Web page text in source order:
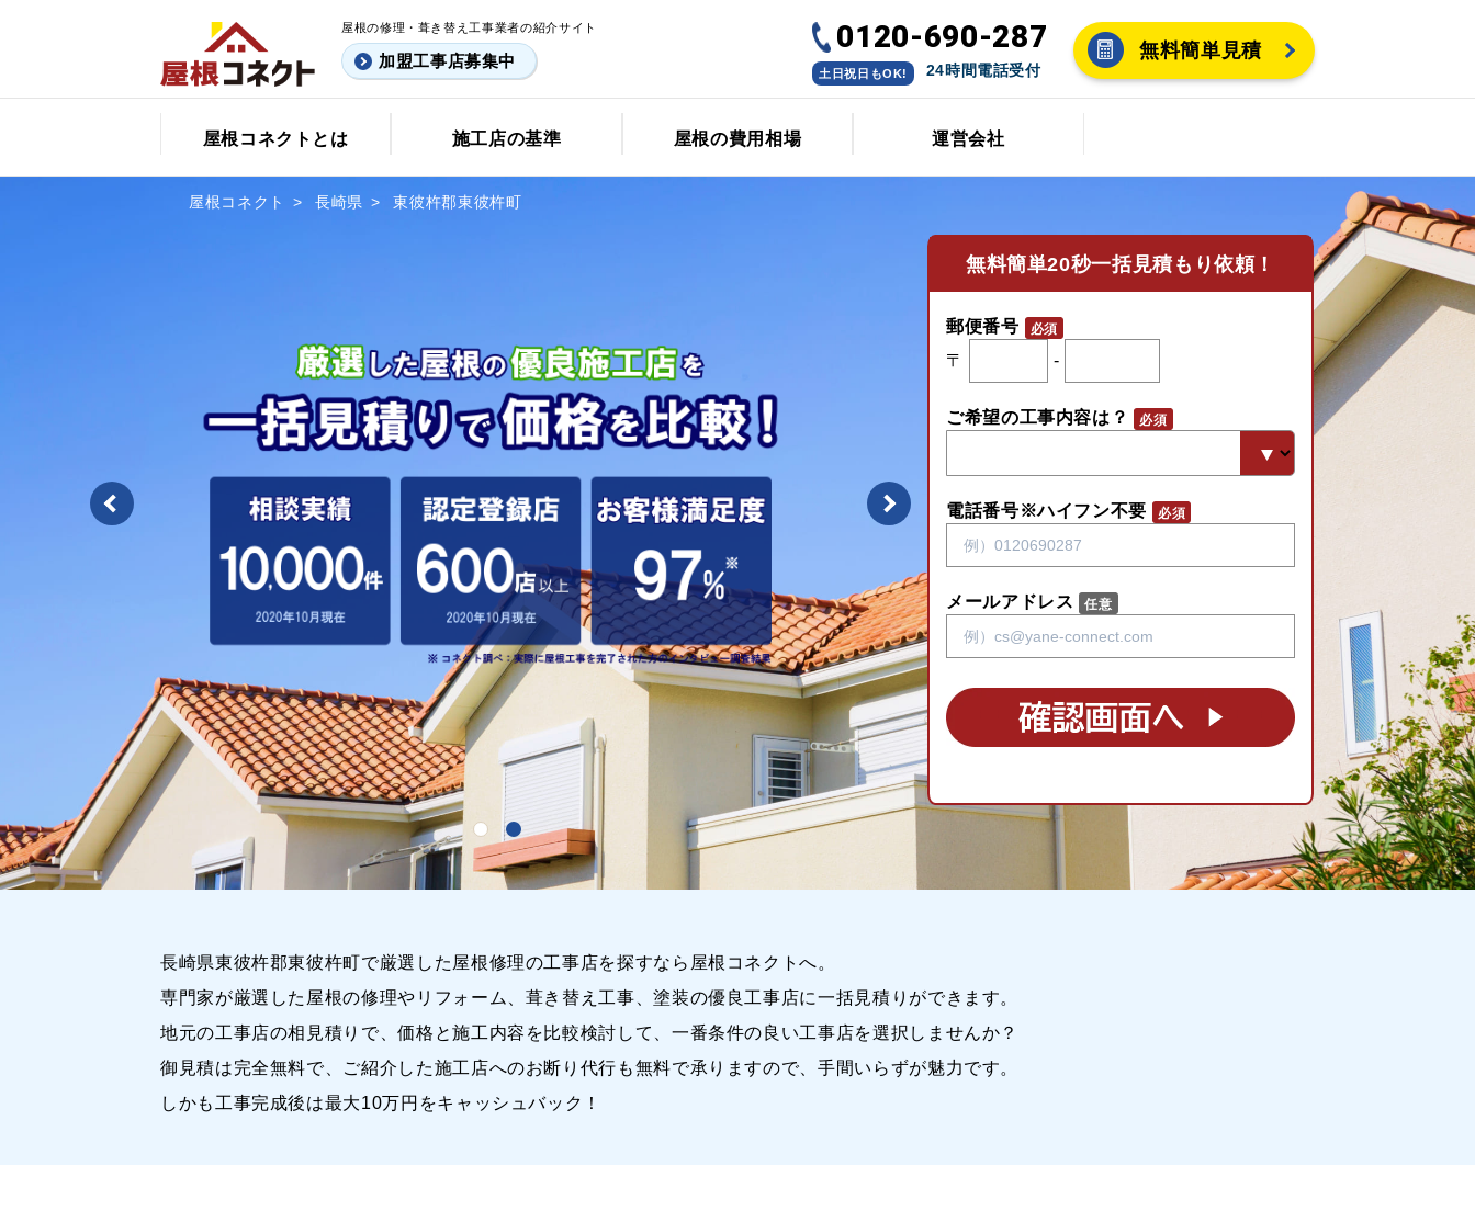
屋根の修理・葺き替え工事業者の紹介サイト
加盟工事店募集中
0120-690-287
土日祝日もOK! 24時間電話受付
無料簡単見積
屋根コネクトとは 施工店の基準 屋根の費用相場 運営会社
屋根コネクト 長崎県 東彼杵郡東彼杵町
無料簡単20秒一括見積もり依頼！
郵便番号
〒
-
ご希望の工事内容は？
電話番号※ハイフン不要
メールアドレス
長崎県東彼杵郡東彼杵町で厳選した屋根修理の工事店を探すなら屋根コネクトへ。
専門家が厳選した屋根の修理やリフォーム、葺き替え工事、塗装の優良工事店に一括見積りができます。
地元の工事店の相見積りで、価格と施工内容を比較検討して、一番条件の良い工事店を選択しませんか？
御見積は完全無料で、ご紹介した施工店へのお断り代行も無料で承りますので、手間いらずが魅力です。
しかも工事完成後は最大10万円をキャッシュバック！